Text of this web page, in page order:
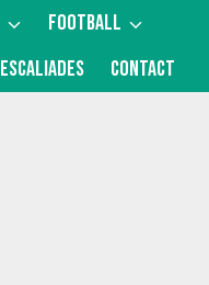
FOOTBALL
ESCALIADES CONTACT